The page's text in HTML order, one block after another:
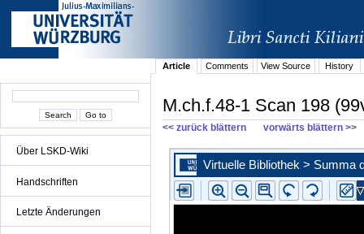
Über LSKD-Wiki
Handschriften
Letzte Änderungen
Article Comments View Source History
M.ch.f.48-1 Scan 198
<< zurück blättern vorwärts blättern >>